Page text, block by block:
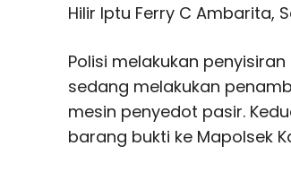
Hilir Iptu Ferry C Ambarita,
Polisi melakukan
sedang melakukan
mesin penyedot pasir.
barang bukti ke Mapolsek